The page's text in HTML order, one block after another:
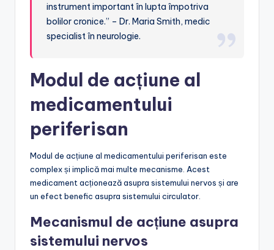
instrument important în lupta împotriva
bolilor cronice.” – Dr. Maria Smith, medic
specialist în neurologie.
Modul de acțiune al
medicamentului
periferisan
Modul de acțiune al medicamentului periferisan este
complex și implică mai multe mecanisme. Acest
medicament acționează asupra sistemului nervos și are
un efect benefic asupra sistemului circulator.
Mecanismul de acțiune asupra
sistemului nervos